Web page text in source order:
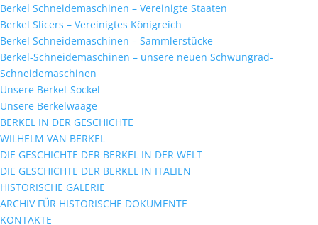
Berkel Schneidemaschinen – Vereinigte Staaten
Berkel Slicers – Vereinigtes Königreich
Berkel Schneidemaschinen – Sammlerstücke
Berkel-Schneidemaschinen – unsere neuen Schwungrad-
Schneidemaschinen
Unsere Berkel-Sockel
Unsere Berkelwaage
BERKEL IN DER GESCHICHTE
WILHELM VAN BERKEL
DIE GESCHICHTE DER BERKEL IN DER WELT
DIE GESCHICHTE DER BERKEL IN ITALIEN
HISTORISCHE GALERIE
ARCHIV FÜR HISTORISCHE DOKUMENTE
KONTAKTE